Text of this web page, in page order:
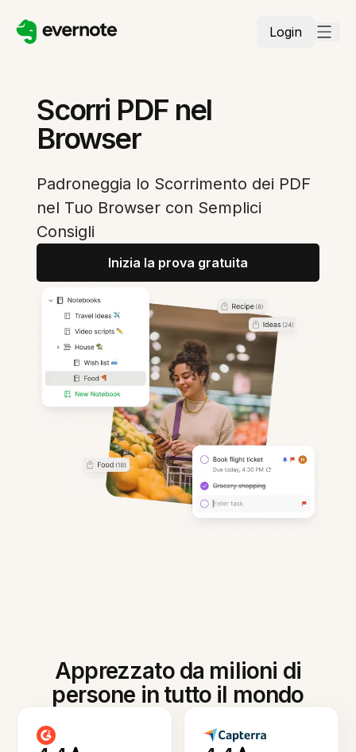
Login
Scorri PDF nel
Browser
Padroneggia lo Scorrimento dei PDF
nel Tuo Browser con Semplici
Consigli
Inizia la prova gratuita
Apprezzato da milioni di
persone in tutto il mondo